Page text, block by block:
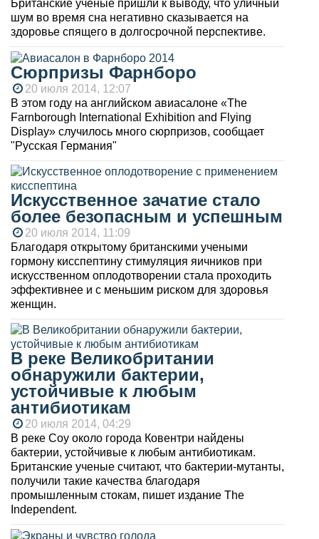
Британские ученые пришли к выводу, что уличный
шум во время сна негативно сказывается на
здоровье спящего в долгосрочной перспективе.
Сюрпризы Фарнборо
20 июля 2014, 12:07
В этом году на английском авиасалоне «The
Farnborough International Exhibition and Flying
Display» случилось много сюрпризов, сообщает
"Русская Германия"
Искусственное зачатие стало
более безопасным и успешным
20 июля 2014, 11:09
Благодаря открытому британскими учеными
гормону кисспептину стимуляция яичников при
искусственном оплодотворении стала проходить
эффективнее и с меньшим риском для здоровья
женщин.
В реке Великобритании
обнаружили бактерии,
устойчивые к любым
антибиотикам
20 июля 2014, 04:29
В реке Соу около города Ковентри найдены
бактерии, устойчивые к любым антибиотикам.
Британские ученые считают, что бактерии-мутанты,
получили такие качества благодаря
промышленным стокам, пишет издание The
Independent.